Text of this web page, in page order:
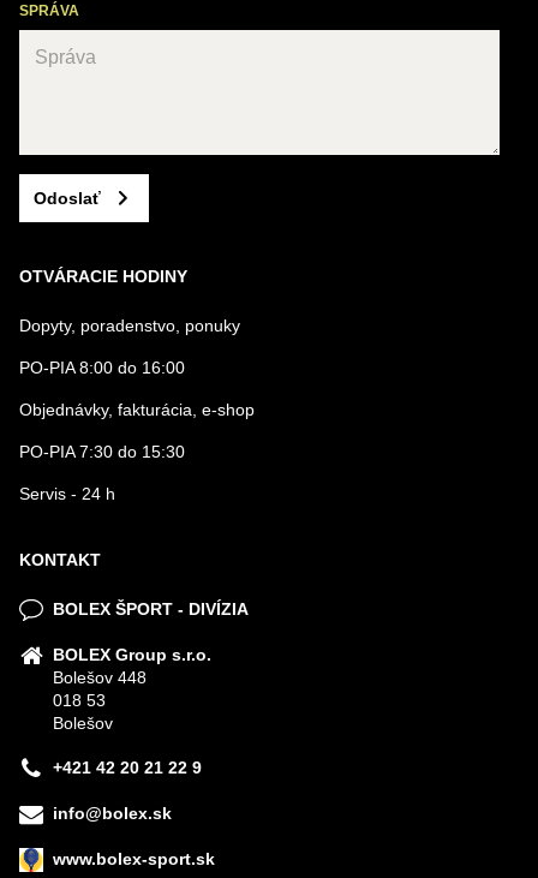
SPRÁVA
Odoslať
OTVÁRACIE HODINY
Dopyty, poradenstvo, ponuky
PO-PIA 8:00 do 16:00
Objednávky, fakturácia, e-shop
PO-PIA 7:30 do 15:30
Servis - 24 h
KONTAKT
BOLEX ŠPORT - DIVÍZIA
BOLEX Group s.r.o.
Bolešov 448
018 53
Bolešov
+421 42 20 21 22 9
info@bolex.sk
www.bolex-sport.sk